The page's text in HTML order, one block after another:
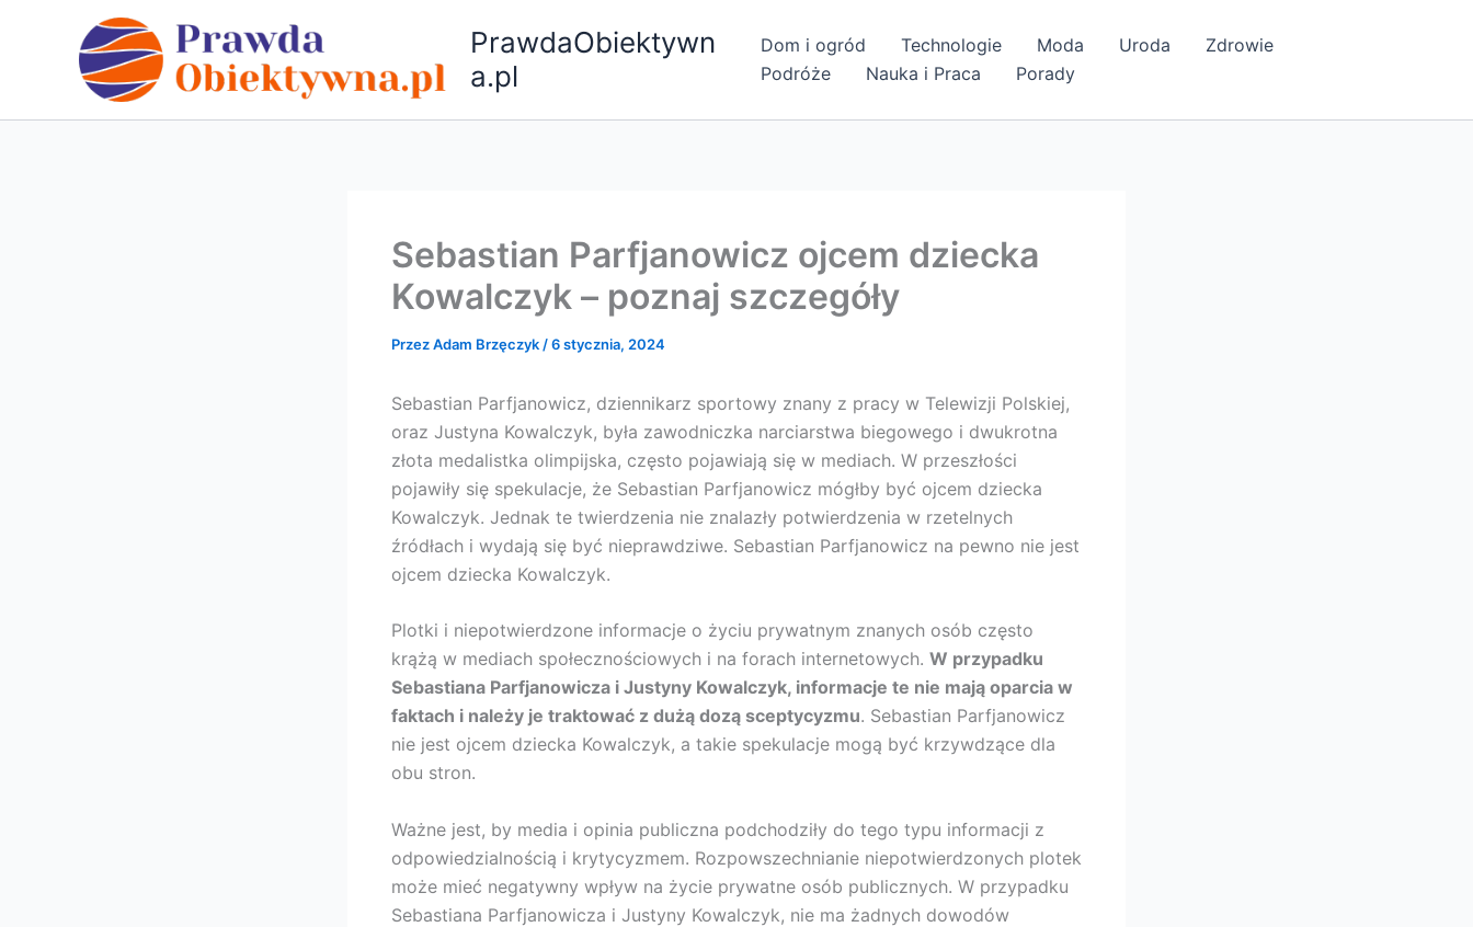
PrawdaObiektywn
a.pl
Dom i ogród Technologie Moda Uroda
Zdrowie
Podróże
Nauka i Praca Porady
Sebastian Parfjanowicz ojcem dziecka
Kowalczyk – poznaj szczegóły
PrzezAdam Brzęczyk /6 stycznia, 2024
Sebastian Parfjanowicz, dziennikarz sportowy znany z pracy w Telewizji Polskiej,
oraz Justyna Kowalczyk, była zawodniczka narciarstwa biegowego i dwukrotna
złota medalistka olimpijska, często pojawiają się w mediach. W przeszłości
pojawiły się spekulacje, że Sebastian Parfjanowicz mógłby być ojcem dziecka
Kowalczyk. Jednak te twierdzenia nie znalazły potwierdzenia w rzetelnych
źródłach i wydają się być nieprawdziwe. Sebastian Parfjanowicz na pewno nie jest
ojcem dziecka Kowalczyk.
Plotki i niepotwierdzone informacje o życiu prywatnym znanych osób często
krążą w mediach społecznościowych i na forach internetowych. W przypadku
Sebastiana Parfjanowicza i Justyny Kowalczyk, informacje te nie mają oparcia w
faktach i należy je traktować z dużą dozą sceptycyzmu. Sebastian Parfjanowicz
nie jest ojcem dziecka Kowalczyk, a takie spekulacje mogą być krzywdzące dla
obu stron.
Ważne jest, by media i opinia publiczna podchodziły do tego typu informacji z
odpowiedzialnością i krytycyzmem. Rozpowszechnianie niepotwierdzonych plotek
może mieć negatywny wpływ na życie prywatne osób publicznych. W przypadku
Sebastiana Parfjanowicza i Justyny Kowalczyk, nie ma żadnych dowodów